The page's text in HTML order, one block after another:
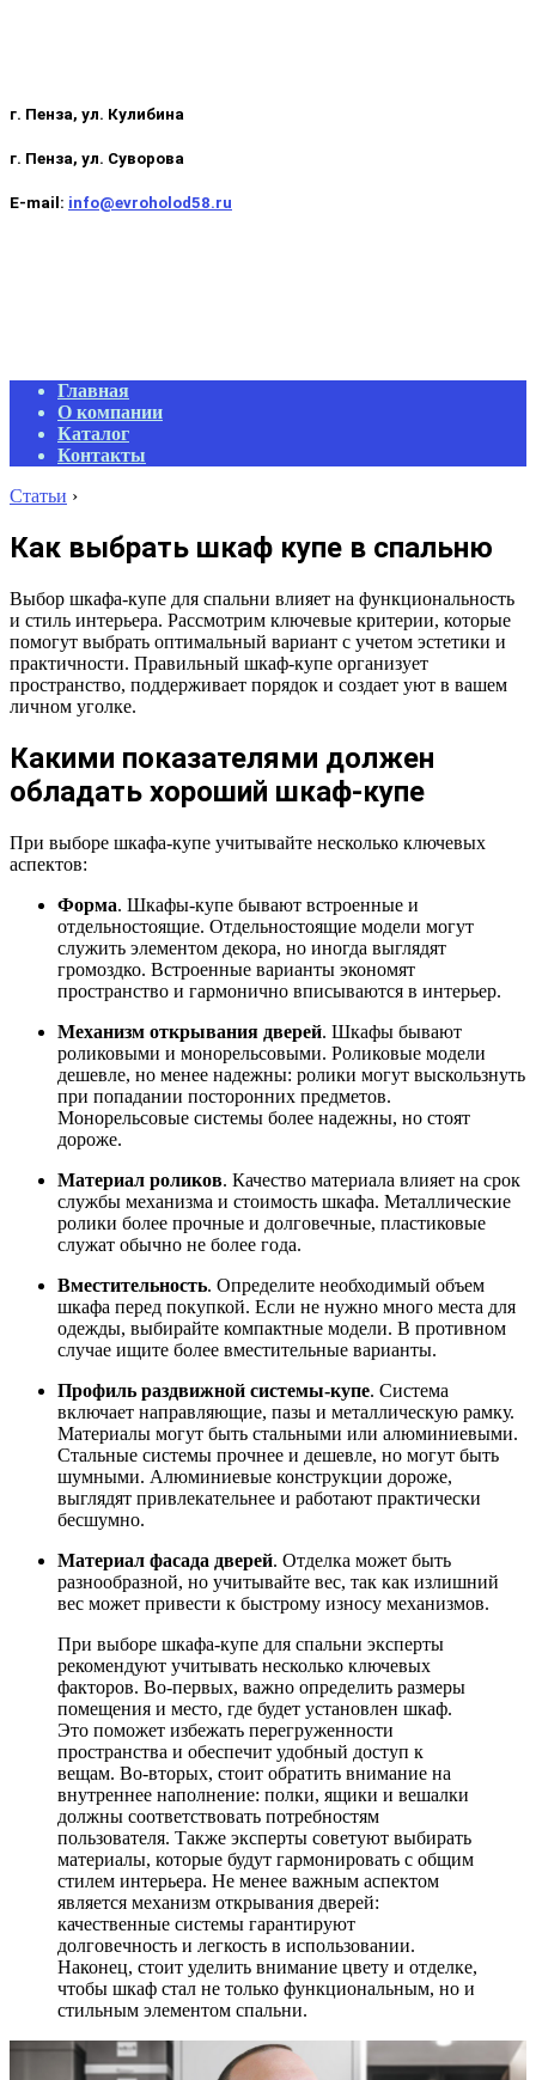
г. Пенза, ул. Кулибина
г. Пенза, ул. Суворова
E-mail: info@evroholod58.ru
Primary
Navigation
Menu
Главная
О компании
Каталог
Контакты
Статьи ›
Как выбрать шкаф купе в спальню
Выбор шкафа-купе для спальни влияет на функциональность
и стиль интерьера. Рассмотрим ключевые критерии, которые
помогут выбрать оптимальный вариант с учетом эстетики и
практичности. Правильный шкаф-купе организует
пространство, поддерживает порядок и создает уют в вашем
личном уголке.
Какими показателями должен
обладать хороший шкаф-купе
При выборе шкафа-купе учитывайте несколько ключевых
аспектов:
Форма. Шкафы-купе бывают встроенные и
отдельностоящие. Отдельностоящие модели могут
служить элементом декора, но иногда выглядят
громоздко. Встроенные варианты экономят
пространство и гармонично вписываются в интерьер.
Механизм открывания дверей. Шкафы бывают
роликовыми и монорельсовыми. Роликовые модели
дешевле, но менее надежны: ролики могут выскользнуть
при попадании посторонних предметов.
Монорельсовые системы более надежны, но стоят
дороже.
Материал роликов. Качество материала влияет на срок
службы механизма и стоимость шкафа. Металлические
ролики более прочные и долговечные, пластиковые
служат обычно не более года.
Вместительность. Определите необходимый объем
шкафа перед покупкой. Если не нужно много места для
одежды, выбирайте компактные модели. В противном
случае ищите более вместительные варианты.
Профиль раздвижной системы-купе. Система
включает направляющие, пазы и металлическую рамку.
Материалы могут быть стальными или алюминиевыми.
Стальные системы прочнее и дешевле, но могут быть
шумными. Алюминиевые конструкции дороже,
выглядят привлекательнее и работают практически
бесшумно.
Материал фасада дверей. Отделка может быть
разнообразной, но учитывайте вес, так как излишний
вес может привести к быстрому износу механизмов.
При выборе шкафа-купе для спальни эксперты
рекомендуют учитывать несколько ключевых
факторов. Во-первых, важно определить размеры
помещения и место, где будет установлен шкаф.
Это поможет избежать перегруженности
пространства и обеспечит удобный доступ к
вещам. Во-вторых, стоит обратить внимание на
внутреннее наполнение: полки, ящики и вешалки
должны соответствовать потребностям
пользователя. Также эксперты советуют выбирать
материалы, которые будут гармонировать с общим
стилем интерьера. Не менее важным аспектом
является механизм открывания дверей:
качественные системы гарантируют
долговечность и легкость в использовании.
Наконец, стоит уделить внимание цвету и отделке,
чтобы шкаф стал не только функциональным, но и
стильным элементом спальни.